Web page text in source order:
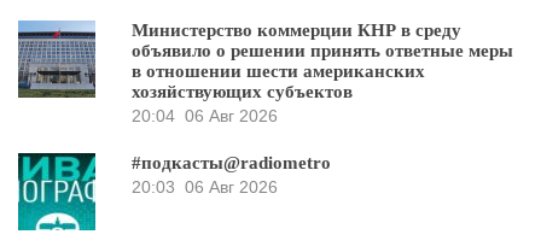
Министерство коммерции КНР в среду
объявило о решении принять ответные меры
в отношении шести американских
хозяйствующих субъектов
20:04 06 Авг 2026
#подкасты@radiometro
20:03 06 Авг 2026